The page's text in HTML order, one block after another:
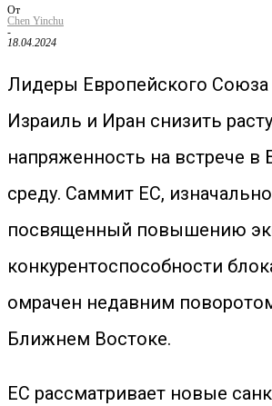
От
Chen Yinchu
-
18.04.2024
Лидеры Европейского Союза
Израиль и Иран снизить
напряженность на встрече в
среду. Саммит ЕС, изначально
посвященный повышению
конкурентоспособности
омрачен недавним
Ближнем Востоке.
ЕС рассматривает новые